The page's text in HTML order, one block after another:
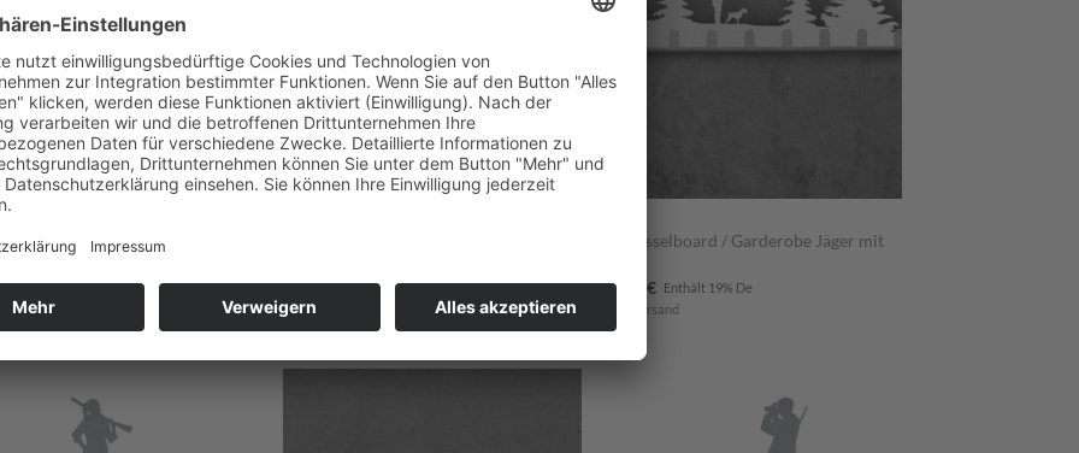
Jägerin
zzgl.Versand
Schlüsselboard / Garderobe Jäger mit
58,90€ Enthält 19% De
Versand